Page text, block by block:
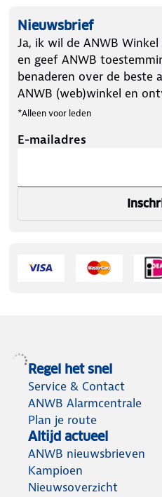
Nieuwsbrief
Ja, ik wil de ANWB
en geef ANWB
benaderen over de beste
ANWB (web)winkel en
*Alleen voor leden
E-mailadres
Regel het snel
Service & Contact
ANWB Alarmcentrale
Plan je route
Altijd actueel
ANWB nieuwsbrieven
Kampioen
Nieuwsoverzicht